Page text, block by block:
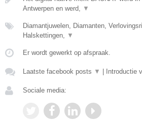
Antwerpen en werd, ▼
Diamantjuwelen, Diamanten,
Halskettingen, ▼
Er wordt gewerkt op afspraak.
Laatste facebook posts ▼ Introductie
Sociale media: